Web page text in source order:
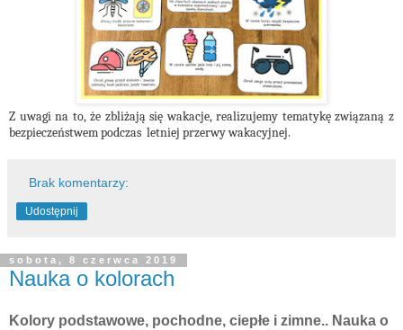
Z uwagi na to, że zbliżają się wakacje, realizujemy tematykę związaną z
bezpieczeństwem podczas letniej przerwy wakacyjnej.
Brak komentarzy:
Udostępnij
sobota, 8 czerwca 2019
Nauka o kolorach
Kolory podstawowe, pochodne, ciepłe i zimne.. Nauka o